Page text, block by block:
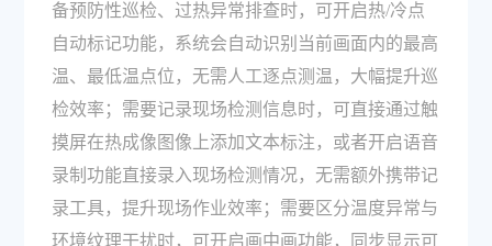
备预防性巡检、过热异常排查时，可开启热/冷点
自动标记功能，系统会自动识别当前画面内的最高
温、最低温点位，无需人工逐点测温，大幅提升巡
检效率；需要记录现场检测信息时，可直接通过触
摸屏在热成像图像上添加文本标注，或者开启语音
录制功能直接录入现场检测情况，无需额外携带记
录工具，提升现场作业效率；需要区分温度异常与
环境纹理干扰时，可开启画中画功能，同步显示可